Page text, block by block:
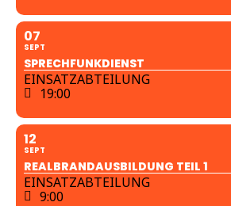
07
SEPT
SPRECHFUNKDIENST
EINSATZABTEILUNG
19:00
12
SEPT
REALBRANDAUSBILDUNG TEIL 1
EINSATZABTEILUNG
9:00